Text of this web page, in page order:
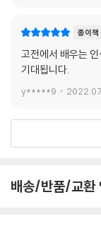
종이책
고전에서 배우는
기대됩니다.
y*****9
배송/반품/교환